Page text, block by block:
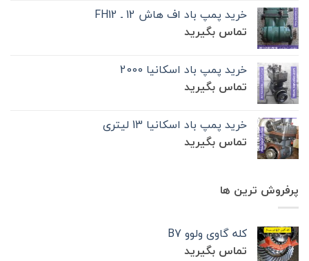
خرید پمپ باد اف هاش 12 ـ FH12
تماس بگیرید
خرید پمپ باد اسکانیا 2000
تماس بگیرید
خرید پمپ باد اسکانیا 13 لیتری
تماس بگیرید
پرفروش ترین ها
کله گاوی ولوو B7
تماس بگیرید